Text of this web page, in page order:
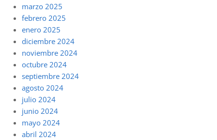
marzo 2025
febrero 2025
enero 2025
diciembre 2024
noviembre 2024
octubre 2024
septiembre 2024
agosto 2024
julio 2024
junio 2024
mayo 2024
abril 2024